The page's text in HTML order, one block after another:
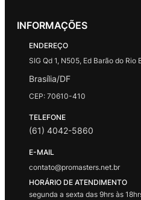
INFORMAÇÕES
ENDEREÇO
SIG Qd 1, N505, Ed Barão do Rio
Brasília/DF
CEP: 70610-410
TELEFONE
(61) 4042-5860
E-MAIL
contato@promasters.net.br
HORÁRIO DE ATENDIMENTO
segunda a sexta das 9hrs às